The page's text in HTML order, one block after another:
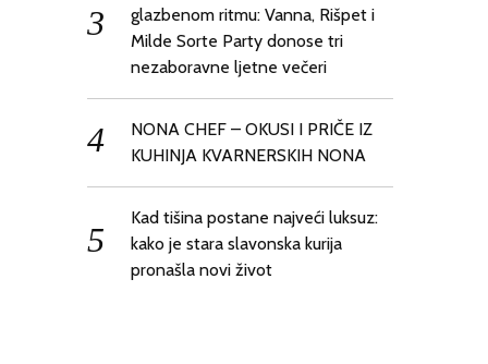
glazbenom ritmu: Vanna, Rišpet i
Milde Sorte Party donose tri
nezaboravne ljetne večeri
NONA CHEF – OKUSI I PRIČE IZ
KUHINJA KVARNERSKIH NONA
Kad tišina postane najveći luksuz:
kako je stara slavonska kurija
pronašla novi život